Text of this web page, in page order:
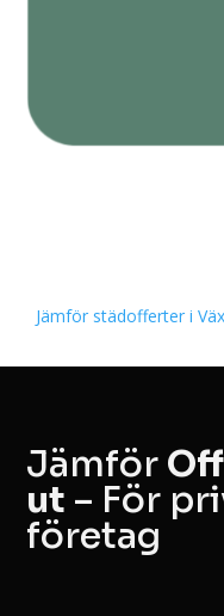
Jämför städofferter i
Jämför
ut – För
företag